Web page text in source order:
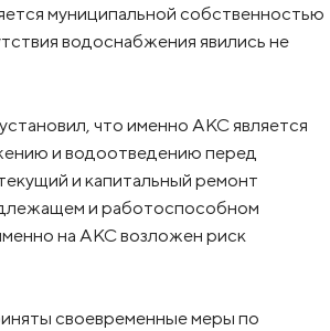
муниципальной собственностью
водоснабжения явились не
что именно АКС является
и водоотведению перед
и капитальный ремонт
и работоспособном
на АКС возложен риск
своевременные меры по